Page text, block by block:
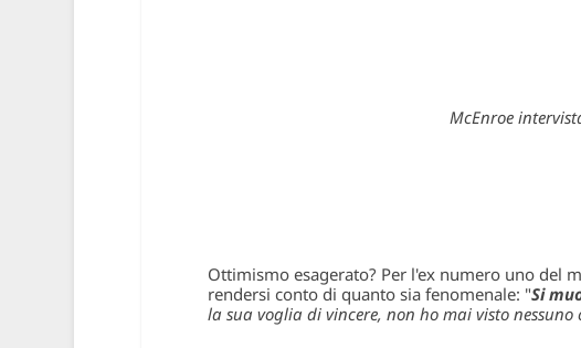
McEnroe
Ottimismo esagerato? Per l'ex numero uno del
rendersi conto di quanto sia fenomenale: "Si
la sua voglia di vincere, non ho mai visto nessuno